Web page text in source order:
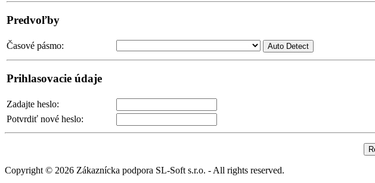
Predvoľby
Časové pásmo: Auto Detect
Prihlasovacie údaje
Zadajte heslo:
Potvrdiť nové heslo:
Copyright © 2026 Zákaznícka podpora SL-Soft s.r.o. - All rights reserved.